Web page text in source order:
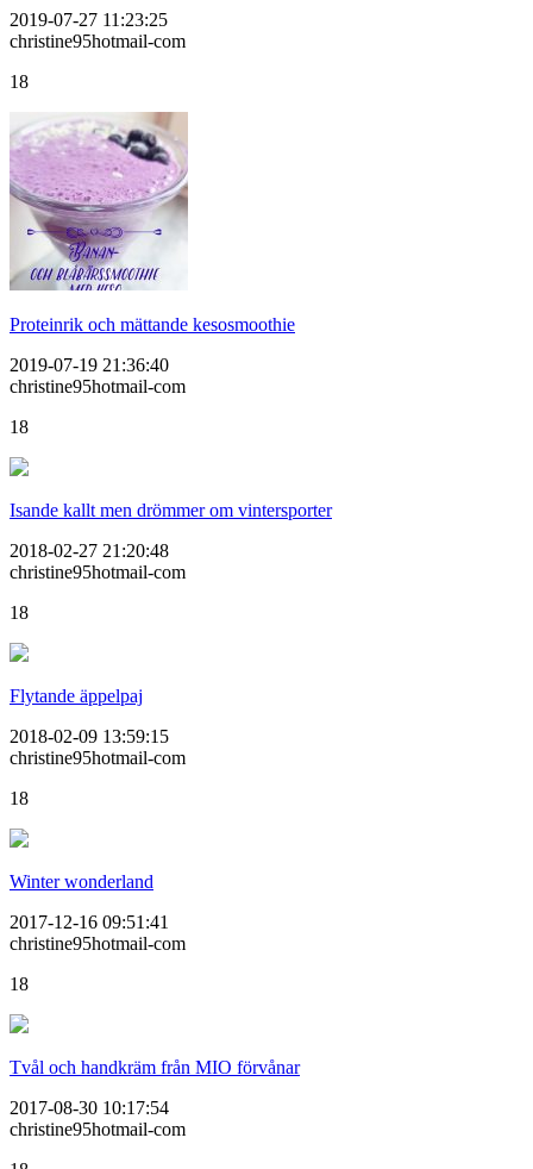
2019-07-27 11:23:25
christine95hotmail-com
18
Proteinrik och mättande kesosmoothie
2019-07-19 21:36:40
christine95hotmail-com
18
Isande kallt men drömmer om vintersporter
2018-02-27 21:20:48
christine95hotmail-com
18
Flytande äppelpaj
2018-02-09 13:59:15
christine95hotmail-com
18
Winter wonderland
2017-12-16 09:51:41
christine95hotmail-com
18
Tvål och handkräm från MIO förvånar
2017-08-30 10:17:54
christine95hotmail-com